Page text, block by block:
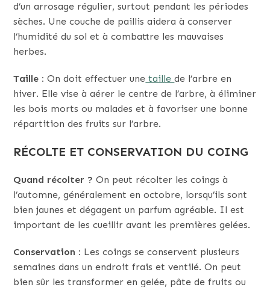
d’un arrosage régulier, surtout pendant les périodes
sèches. Une couche de paillis aidera à conserver
l’humidité du sol et à combattre les mauvaises
herbes.
Taille : On doit effectuer une taillede l’arbre en
hiver. Elle vise à aérer le centre de l’arbre, à éliminer
les bois morts ou malades et à favoriser une bonne
répartition des fruits sur l’arbre.
RÉCOLTE ET CONSERVATION DU COING
Quand récolter ? On peut récolter les coings à
l’automne, généralement en octobre, lorsqu’ils sont
bien jaunes et dégagent un parfum agréable. Il est
important de les cueillir avant les premières gelées.
Conservation : Les coings se conservent plusieurs
semaines dans un endroit frais et ventilé. On peut
bien sûr les transformer en gelée, pâte de fruits ou